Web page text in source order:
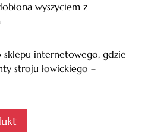
wyszyciem z
sklepu internetowego, gdzie
stroju łowickiego –